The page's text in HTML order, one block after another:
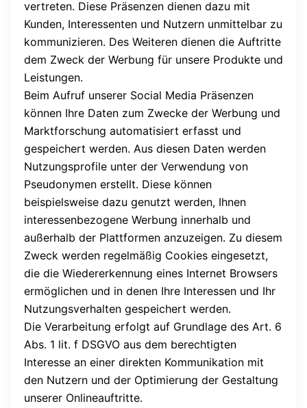
vertreten. Diese Präsenzen dienen dazu mit
Kunden, Interessenten und Nutzern unmittelbar zu
kommunizieren. Des Weiteren dienen die Auftritte
dem Zweck der Werbung für unsere Produkte und
Leistungen.
Beim Aufruf unserer Social Media Präsenzen
können Ihre Daten zum Zwecke der Werbung und
Marktforschung automatisiert erfasst und
gespeichert werden. Aus diesen Daten werden
Nutzungsprofile unter der Verwendung von
Pseudonymen erstellt. Diese können
beispielsweise dazu genutzt werden, Ihnen
interessenbezogene Werbung innerhalb und
außerhalb der Plattformen anzuzeigen. Zu diesem
Zweck werden regelmäßig Cookies eingesetzt,
die die Wiedererkennung eines Internet Browsers
ermöglichen und in denen Ihre Interessen und Ihr
Nutzungsverhalten gespeichert werden.
Die Verarbeitung erfolgt auf Grundlage des Art. 6
Abs. 1 lit. f DSGVO aus dem berechtigten
Interesse an einer direkten Kommunikation mit
den Nutzern und der Optimierung der Gestaltung
unserer Onlineauftritte.